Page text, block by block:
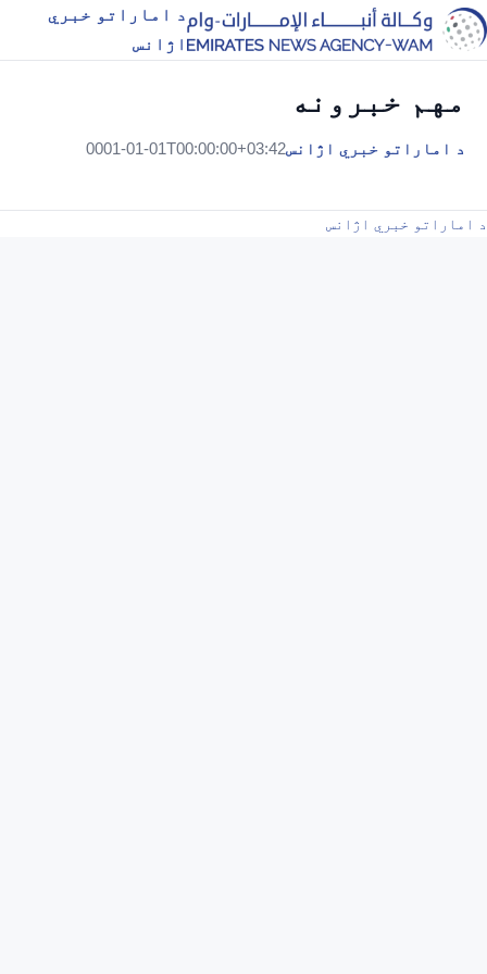
د اماراتو خبري
اژانس
مهم خبرونه
د اماراتو خبري اژانس0001-01-01T00:00:00+03:42
د اماراتو خبري اژانس